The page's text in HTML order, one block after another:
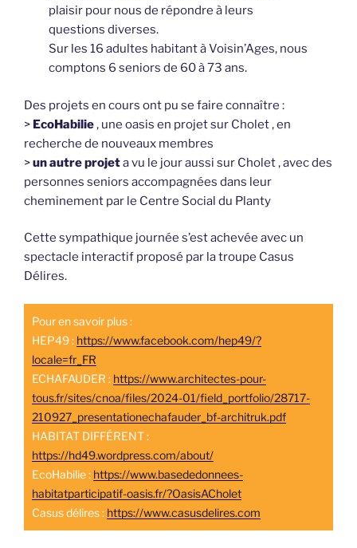
plaisir pour nous de répondre à leurs
questions diverses.
Sur les 16 adultes habitant à Voisin’Ages, nous
comptons 6 seniors de 60 à 73 ans.
Des projets en cours ont pu se faire connaître :
> EcoHabilie, une oasis en projet sur Cholet , en
recherche de nouveaux membres
>un autre projeta vu le jour aussi sur Cholet , avec des
personnes seniors accompagnées dans leur
cheminement par le Centre Social du Planty
Cette sympathique journée s’est achevée avec un
spectacle interactif proposé par la troupe Casus
Délires.
Pour en savoir plus :
HEP49 : https://www.facebook.com/hep49/?
locale=fr_FR
ECHAFAUDER : https://www.architectes-pour-
tous.fr/sites/cnoa/files/2024-01/field_portfolio/28717-
210927_presentationechafauder_bf-architruk.pdf
HABITAT DIFFÉRENT :
https://hd49.wordpress.com/about/
EcoHabilie : https://www.basededonnees-
habitatparticipatif-oasis.fr/?OasisACholet
Casus délires : https://www.casusdelires.com